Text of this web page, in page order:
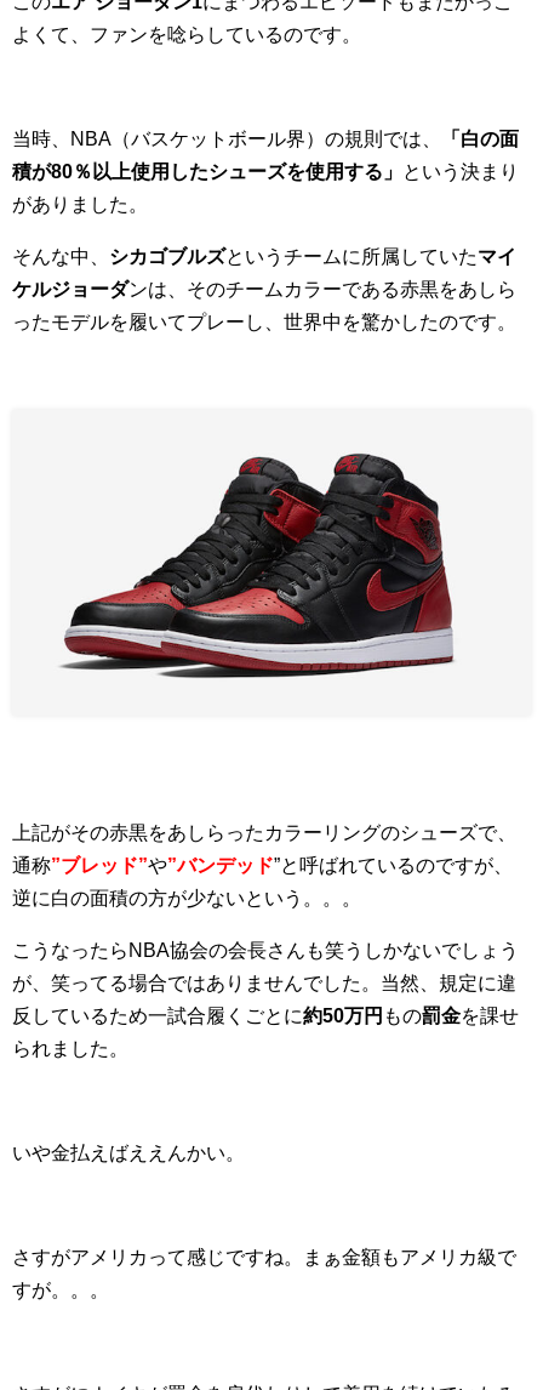
よくて、ファンを唸らしているのです。
当時、NBA（バスケットボール界）の規則では、 「 白の面
積が80％以上使用したシューズを使用する 」
という決まり
がありました。
そんな中、 シカゴブルズというチームに所属していたマイ
ケルジョーダンは、そのチームカラーである赤黒をあしら
ったモデルを履いてプレーし、世界中を驚かしたのです。
上記がその赤黒をあしらったカラーリングのシューズで、
通称”ブレッド”や”バンデッド”と呼ばれているのですが、
逆に白の面積の方が少ないという。。。
こうなったらNBA協会の会長さんも笑うしかないでしょう
が、笑ってる場合ではありませんでした。当然、規定に違
反しているため一試合履くごとに約50万円 もの罰金を課せ
られました。
いや金払えばええんかい。
さすがアメリカって感じですね。まぁ金額もアメリカ級で
すが。。。